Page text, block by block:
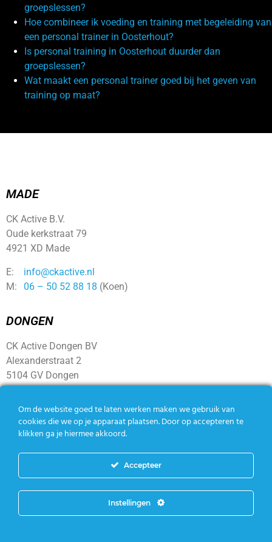
groepslessen?
Hoe combineer ik voeding en training met begeleiding van
een personal trainer in Oosterhout?
Is personal training in Oosterhout duurder dan
groepslessen?
Wat maakt een personal trainer goed bij het geven van
training op maat?
MADE
CK Active B.V.
Oude kerkstraat 79
4921 XD Made
E:
info@ckactive.nl
M:
06 – 50 52 88 18 (Koen)
DONGEN
CK Active Dongen BV
Alexanderstraat 2
5104 GV Dongen
SOCIAL
Copyright CK Active – Alle rechten voorbehouden |Algemene
Om de website goed te laten werken maken we gebruik van
cookies die we op je apparaat plaatsen. Door op accepteren te
klikken ga je hiermee akkoord.
Accepteer
Instellingen